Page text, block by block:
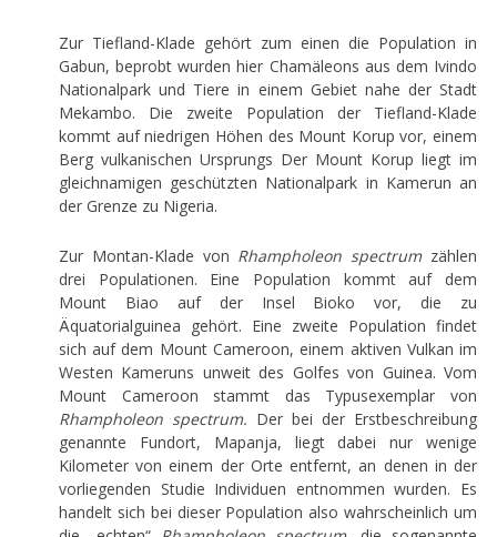
Zur Tiefland-Klade gehört zum einen die Population in
Gabun, beprobt wurden hier Chamäleons aus dem Ivindo
Nationalpark und Tiere in einem Gebiet nahe der Stadt
Mekambo. Die zweite Population der Tiefland-Klade
kommt auf niedrigen Höhen des Mount Korup vor, einem
Berg vulkanischen Ursprungs Der Mount Korup liegt im
gleichnamigen geschützten Nationalpark in Kamerun an
der Grenze zu Nigeria.
Zur Montan-Klade von Rhampholeon spectrumzählen
drei Populationen. Eine Population kommt auf dem
Mount Biao auf der Insel Bioko vor, die zu
Äquatorialguinea gehört. Eine zweite Population findet
sich auf dem Mount Cameroon, einem aktiven Vulkan im
Westen Kameruns unweit des Golfes von Guinea. Vom
Mount Cameroon stammt das Typusexemplar von
Rhampholeon spectrum. Der bei der Erstbeschreibung
genannte Fundort, Mapanja, liegt dabei nur wenige
Kilometer von einem der Orte entfernt, an denen in der
vorliegenden Studie Individuen entnommen wurden. Es
handelt sich bei dieser Population also wahrscheinlich um